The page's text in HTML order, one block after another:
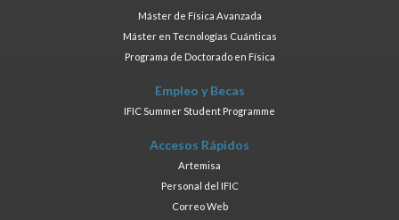
Máster de Física Avanzada
Máster en Tecnologías Cuánticas
Programa de Doctorado en Física
Empleo y Becas
IFIC Summer Student Programme
Accesos Rápidos
Artemisa
Personal del IFIC
Correo Web